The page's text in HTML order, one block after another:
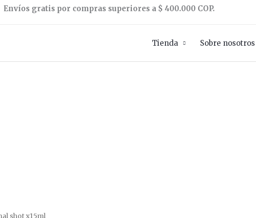
Envíos gratis por compras superiores a $ 400.000 COP.
Tienda Sobre nosotros
shot x15ml